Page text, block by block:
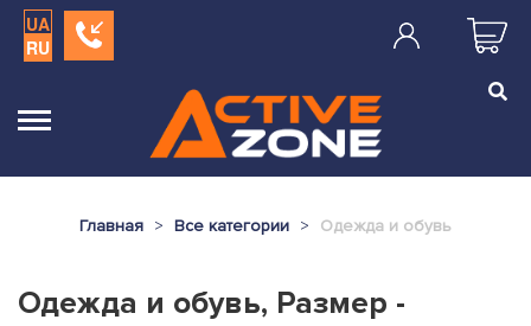
UA
RU
Главная Все категории Одежда и обувь
Одежда и обувь, Размер -